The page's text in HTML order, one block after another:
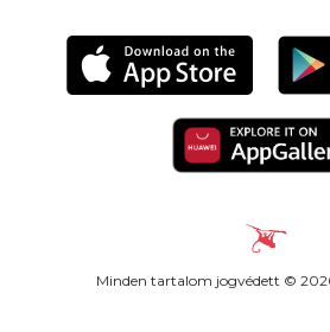
Minden tartalom jogvédett ©